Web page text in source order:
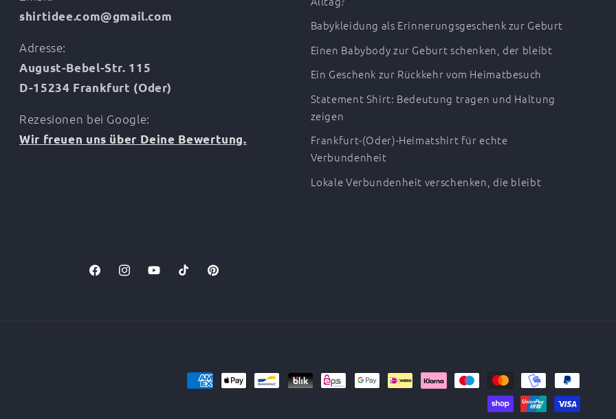
shirtidee.com@gmail.com
Adresse:
August-Bebel-Str. 115
D-15234 Frankfurt (Oder)
Rezesionen bei Google:
Wir freuen uns über Deine Bewertung.
Babykleidung als Erinnerungsgeschenk zur Geburt
Einen Babybody zur Geburt schenken, der bleibt
Ein Geschenk zur Rückkehr vom Heimatbesuch
Statement Shirt: Bedeutung tragen und Haltung
zeigen
Frankfurt-(Oder)-Heimatshirt für echte
Verbundenheit
Lokale Verbundenheit verschenken, die bleibt
FacebookInstagramYouTubeTikTok Pinterest
Zahlungsmethoden